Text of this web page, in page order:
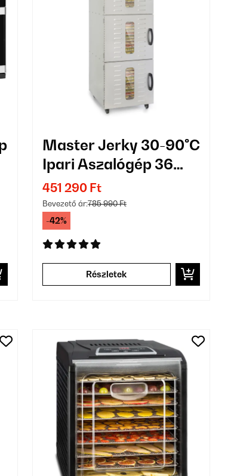
Master Jerky 30-90°C
Ipari Aszalógép 36
Tálcás Ezüst
451 290 Ft
Bevezető ár:785 990 Ft
-42%
Részletek